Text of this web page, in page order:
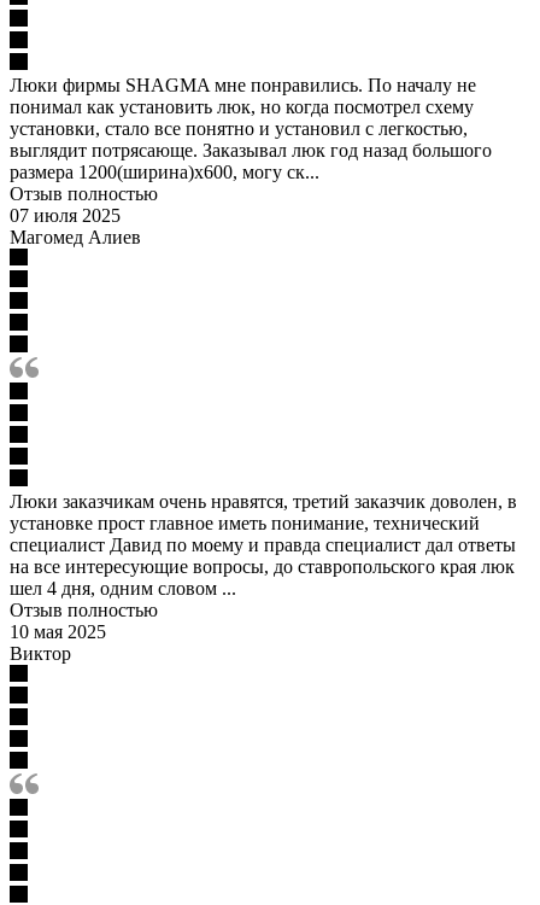
Люки фирмы SHAGMA мне понравились. По началу не
понимал как установить люк, но когда посмотрел схему
установки, стало все понятно и установил с легкостью,
выглядит потрясающе. Заказывал люк год назад большого
размера 1200(ширина)х600, могу ск...
Отзыв полностью
07 июля 2025
Магомед Алиев
Люки заказчикам очень нравятся, третий заказчик доволен, в
установке прост главное иметь понимание, технический
специалист Давид по моему и правда специалист дал ответы
на все интересующие вопросы, до ставропольского края люк
шел 4 дня, одним словом ...
Отзыв полностью
10 мая 2025
Виктор